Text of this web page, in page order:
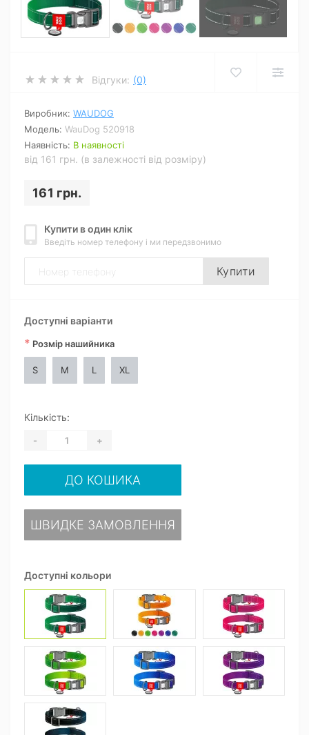
Відгуки: (0)
Виробник: WAUDOG
Модель: WauDog 520918
Наявність: В наявності
від 161 грн. (в залежності від розміру)
161 грн.
Купити в один клік
Введіть номер телефону і ми передзвонимо
Купити
Доступні кольори
Доступні варіанти
* Розмір нашийника
S M L XL
Кількість:
- +
ДО КОШИКА
ШВИДКЕ ЗАМОВЛЕННЯ